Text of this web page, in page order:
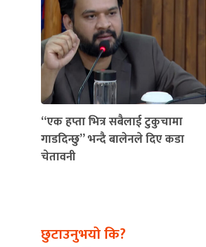
“एक हप्ता भित्र सबैलाई टुकुचामा
गाडदिन्छु” भन्दै बालेनले दिए कडा
चेतावनी
छुटाउनुभयो कि?